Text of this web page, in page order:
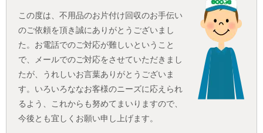
この度は、不用品のお片付け回収のお手伝い
のご依頼を頂き誠にありがとうございまし
た。お電話でのご対応が難しいということ
で、メールでのご対応をさせていただきまし
たが、うれしいお言葉ありがとうございま
す。いろいろななお客様のニーズに応えられ
るよう、これからも努めてまいりますので、
今後とも宜しくお願い申し上げます。